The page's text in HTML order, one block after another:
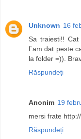
Unknown 16
Sa traiesti!!
l`am dat peste
la folder =)).
Răspundeți
Anonim 19
mersi frate
Răspundeți